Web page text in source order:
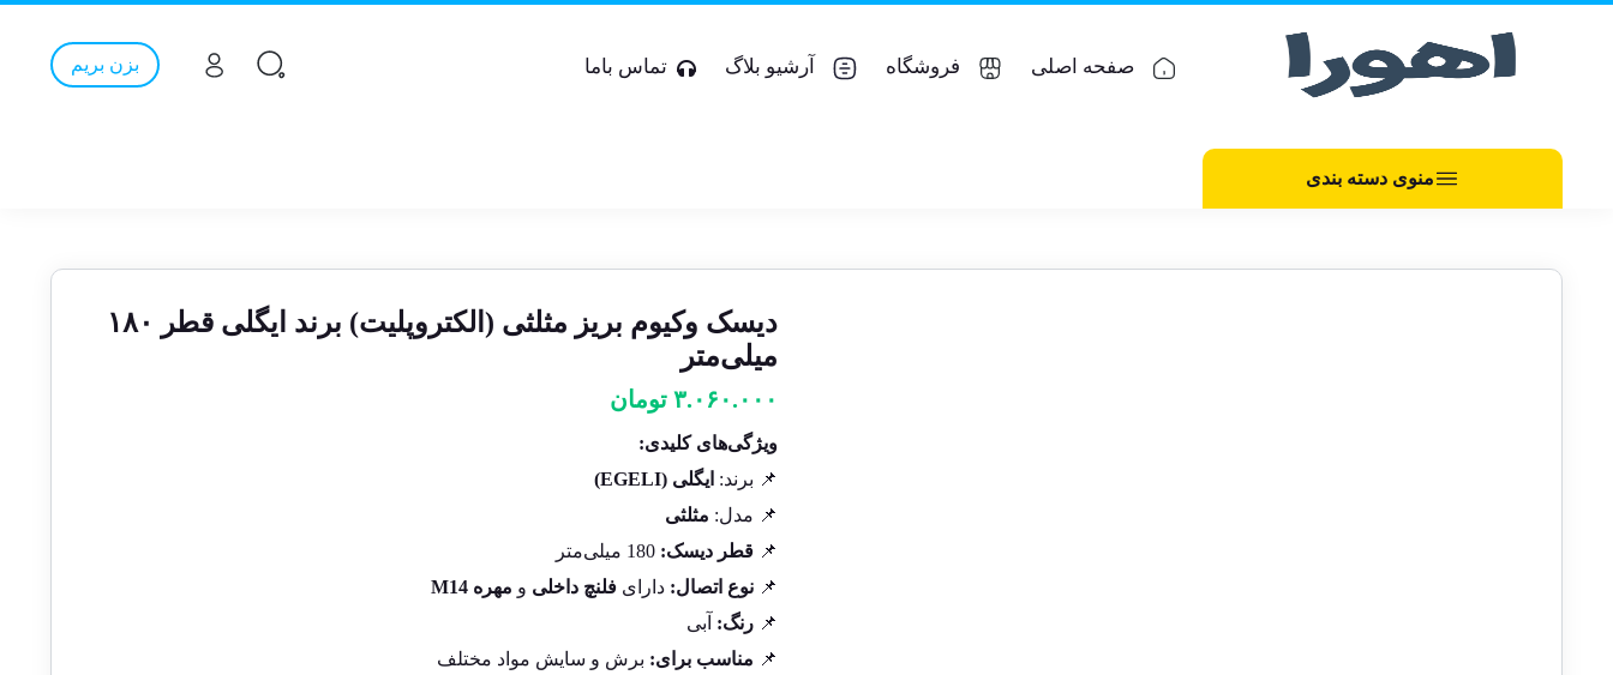
صفحه اصلی فروشگاه آرشیو بلاگ تماس باما بزن بریم
منوی دسته بندی
دیسک وکیوم بریز مثلثی (الکتروپلیت) برند ایگلی قطر ۱۸۰
میلی‌متر
۳.۰۶۰.۰۰۰ تومان
ویژگی‌های کلیدی:
📌 برند: ایگلی (EGELI)
📌 مدل: مثلثی
📌 قطر دیسک:
📌 نوع اتصال: دارای فلنچ داخلی و مهره M14
📌 رنگ: آبی
📌 مناسب برای: برش و سایش مواد مختلف